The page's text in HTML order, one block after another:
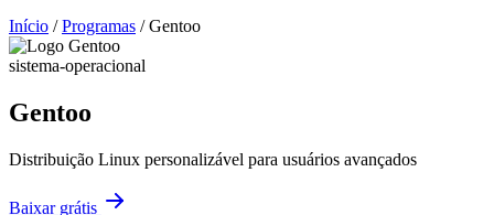
Início /Programas /Gentoo
sistema-operacional
Gentoo
Distribuição Linux personalizável para usuários avançados
Baixar grátis